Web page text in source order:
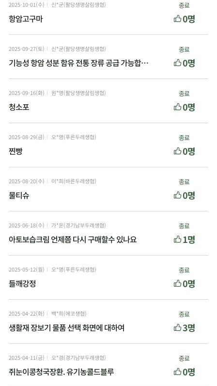
2025-10-01(수) 신*균(팔당생명살림생협)
항암고구마
종료
0명
2025-09-27(토) 신*균(팔당생명살림생협)
기능성 항암 성분 함유 전통 장류 공급 가능합니다
종료
0명
2025-09-16(화) 원*영(팔당생명살림생협)
청소포
종료
0명
2025-08-29(금) 오*영(푸른두레생협)
찐빵
종료
0명
2025-08-20(수) 이*희(바른두레생협)
물티슈
종료
0명
2025-06-18(수) 가*운(경기남부두레생협)
아토보습크림 언제쯤 다시 구매할수 있나요
종료
1명
2025-05-12(월) 오*영(푸른두레생협)
들깨강정
종료
0명
2025-04-22(화) 백*희(에코생협)
생활재 장보기 물품 선택 화면에 대하여
종료
3명
2025-04-11(금) 오*경(경기남부두레생협)
쥐눈이콩청국장환. 유기농콜드블루
종료
0명